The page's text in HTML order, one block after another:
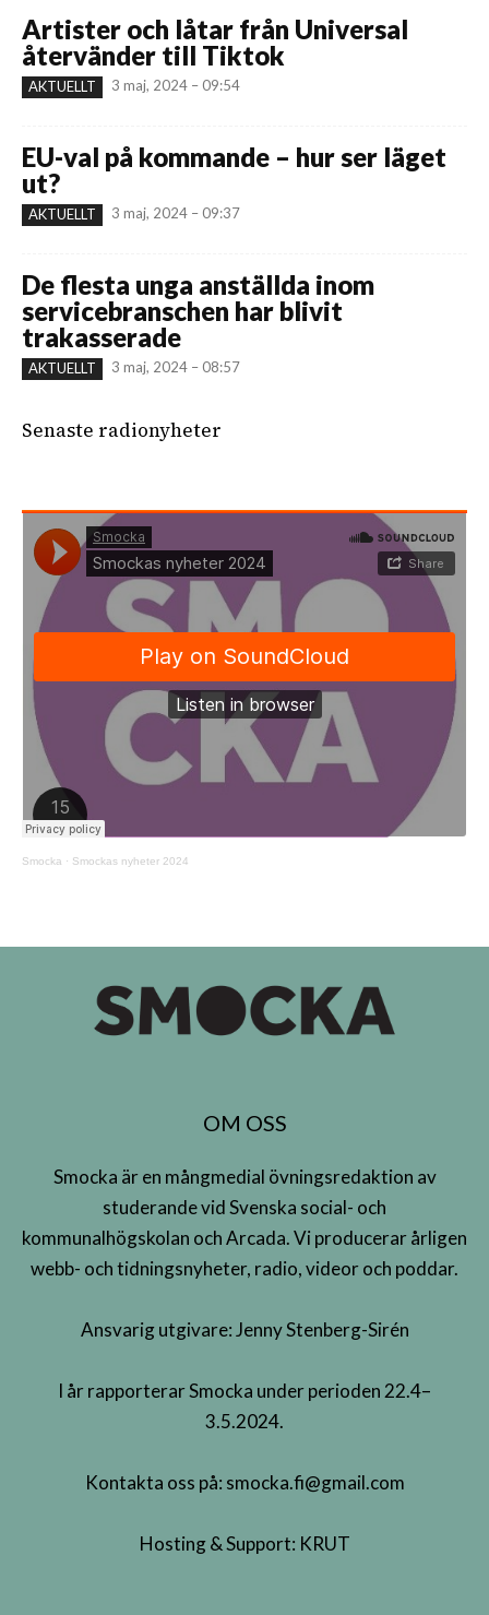
Artister och låtar från Universal
återvänder till Tiktok
AKTUELLT 3 maj, 2024 – 09:54
EU-val på kommande – hur ser läget
ut?
AKTUELLT 3 maj, 2024 – 09:37
De flesta unga anställda inom
servicebranschen har blivit
trakasserade
AKTUELLT 3 maj, 2024 – 08:57
Senaste radionyheter
Smocka · Smockas nyheter 2024
OM OSS
Smocka är en mångmedial övningsredaktion av
studerande vid Svenska social- och
kommunalhögskolan och Arcada. Vi producerar årligen
webb- och tidningsnyheter, radio, videor och poddar.
Ansvarig utgivare: Jenny Stenberg-Sirén
I år rapporterar Smocka under perioden 22.4–
3.5.2024.
Kontakta oss på: smocka.fi@gmail.com
Hosting & Support: KRUT